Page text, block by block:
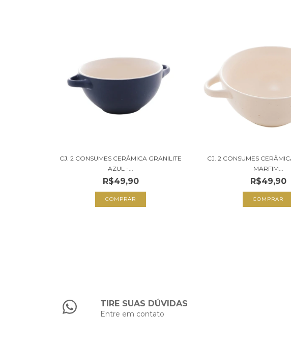
CJ. 2 CONSUMES CERÂMICA GRANILITE
AZUL -...
R$49,90
CJ. 2 CONSUMES
MARFIM...
R$49,90
TIRE SUAS DÚVIDAS
Entre em contato